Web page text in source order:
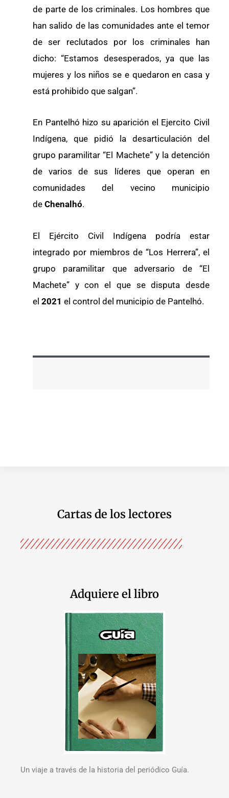
de parte de los criminales. Los hombres que
han salido de las comunidades ante el temor
de ser reclutados por los criminales han
dicho: “Estamos desesperados, ya que las
mujeres y los niños se e quedaron en casa y
está prohibido que salgan”.
En Pantelhó hizo su aparición el Ejercito Civil
Indígena, que pidió la desarticulación del
grupo paramilitar “El Machete” y la detención
de varios de sus líderes que operan en
comunidades del vecino municipio
de Chenalhó.
El Ejército Civil Indígena podría estar
integrado por miembros de “Los Herrera”, el
grupo paramilitar que adversario de “El
Machete” y con el que se disputa desde
el 2021 el control del municipio de Pantelhó.
Cartas de los lectores
Adquiere el libro
Un viaje a través de la historia del periódico Guía.